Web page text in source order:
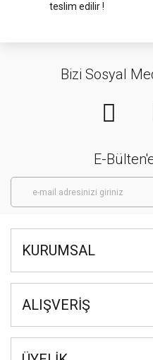
teslim edilir !
Bizi Sosyal
E-
KURUMSAL
ALIŞVERİŞ